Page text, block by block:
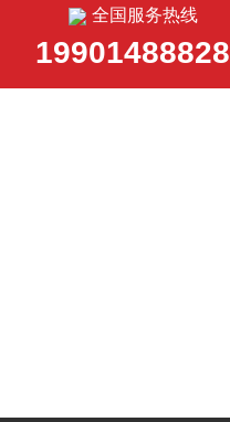
全国服务热线
19901488828